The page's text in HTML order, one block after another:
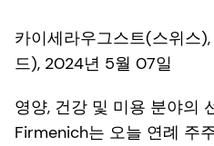
카이세라우그스트(스위스
드), 2024년 5월 07일
영양, 건강 및 미용 분야의
Firmenich는 오늘 연례 주